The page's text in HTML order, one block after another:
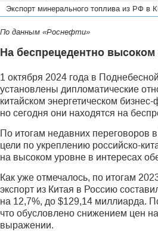
Экспорт минерального топлива из РФ в
По данным «Роснефти»
На беспрецедентно высоком
1 октября 2024 года в
установлены дипломатические
китайском энергетическом
но сегодня они находятся на
По итогам недавних
цели по укреплению российско-
на высоком уровне в интересах
Как уже отмечалось, по итогам
экспорт из Китая в Россию
на 12,7%, до $129,14 миллиарда.
что обусловлено снижением цен
выражении.